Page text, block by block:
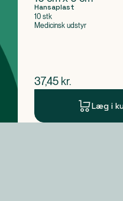
Hansaplast
10 stk
Medicinsk udstyr
$nuværende pris
37,45 kr.
Læg i